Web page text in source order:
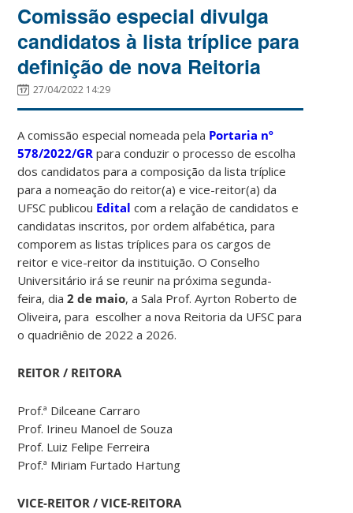
Comissão especial divulga
candidatos à lista tríplice para
definição de nova Reitoria
27/04/2022 14:29
A comissão especial nomeada pela Portaria nº
578/2022/GRpara conduzir o processo de escolha
dos candidatos para a composição da lista tríplice
para a nomeação do reitor(a) e vice-reitor(a) da
UFSC publicou Editalcom a relação de candidatos e
candidatas inscritos, por ordem alfabética, para
comporem as listas tríplices para os cargos de
reitor e vice-reitor da instituição. O Conselho
Universitário irá se reunir na próxima segunda-
feira, dia2 de maio, a Sala Prof. Ayrton Roberto de
Oliveira, para escolher a nova Reitoria da UFSC para
o quadriênio de 2022 a 2026.
REITOR / REITORA
Prof.ª Dilceane Carraro
Prof. Irineu Manoel de Souza
Prof. Luiz Felipe Ferreira
Prof.ª Miriam Furtado Hartung
VICE-REITOR / VICE-REITORA